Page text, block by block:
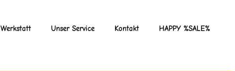
Werkstatt Unser Service Kontakt HAPPY %SALE%